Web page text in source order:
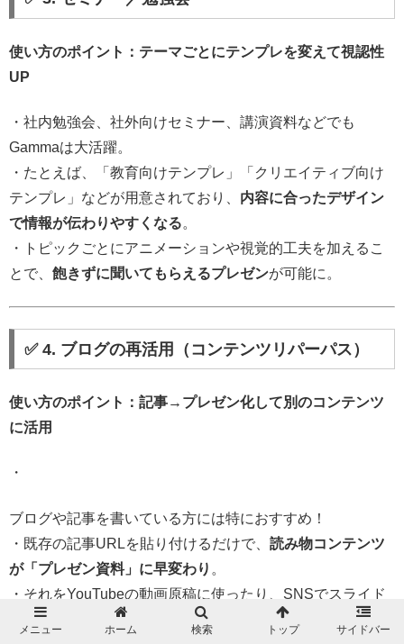
使い方のポイント：テーマごとにテンプレを変えて視認性
UP
・社内勉強会、社外向けセミナー、講演資料などでも
Gammaは大活躍。
・たとえば、「教育向けテンプレ」「クリエイティブ向け
テンプレ」などが用意されており、 内容に合ったデザイン
で情報が伝わりやすくなる。
・トピックごとにアニメーションや視覚的工夫を加えるこ
とで、 飽きずに聞いてもらえるプレゼンが可能に。
✅ 4. ブログの再活用（コンテンツリパーパス）
使い方のポイント：記事→プレゼン化して別のコンテンツ
に活用
・
ブログや記事を書いている方には特におすすめ！
・既存の記事URLを貼り付けるだけで、 読み物コンテンツ
が「プレゼン資料」に早変わり 。
・それをYouTubeの動画原稿に使ったり、SNSでスライド
形式の投稿にしたりと、
コンテンツの再利用＝コスパ最
メニュー ホーム 検索 トップ サイドバー